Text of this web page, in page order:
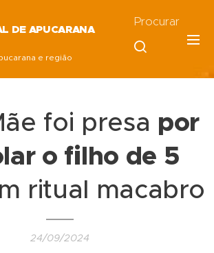
DE APUCARANA
e região
Procurar
foi presa por
o filho de 5
ritual macabro
24/09/2024